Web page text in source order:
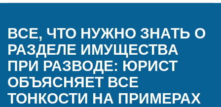
ВСЕ, ЧТО НУЖНО ЗНАТЬ О
РАЗДЕЛЕ ИМУЩЕСТВА
ПРИ РАЗВОДЕ: ЮРИСТ
ОБЪЯСНЯЕТ ВСЕ
ТОНКОСТИ НА ПРИМЕРАХ